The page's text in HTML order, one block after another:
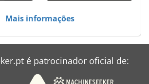
Mais informações
é patrocinador oficial de: